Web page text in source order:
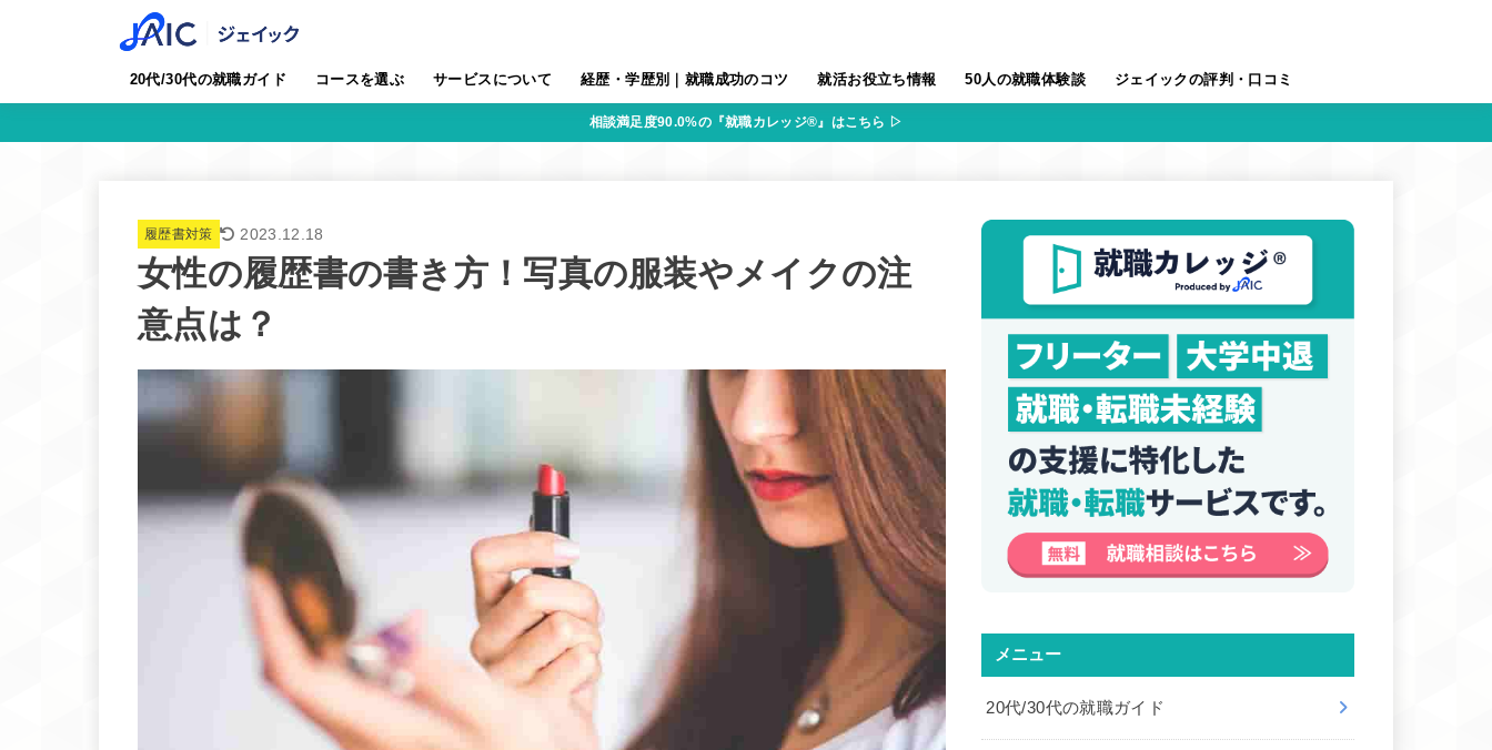
20代/30代の就職ガイド コースを選ぶ サービスについて 経歴・学歴別｜就職成功のコツ 就活お役立ち情報 50人の就職体験談 ジェイックの評判・口コミ
相談満足度90.0%の『就職カレッジ®』はこちら ▷
履歴書対策 2023.12.18
女性の履歴書の書き方！写真の服装やメイクの注
意点は？
メニュー
20代/30代の就職ガイド